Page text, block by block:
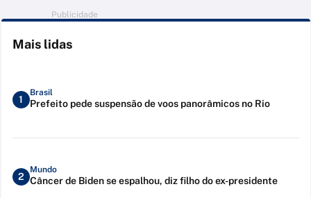
Publicidade
Mais lidas
1
Brasil
Prefeito pede suspensão de voos panorâmicos no Rio
2
Mundo
Câncer de Biden se espalhou, diz filho do ex-presidente